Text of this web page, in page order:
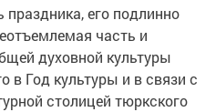
его подлинно
часть и
духовной культуры
в Год культуры и в связи с
столицей тюркского